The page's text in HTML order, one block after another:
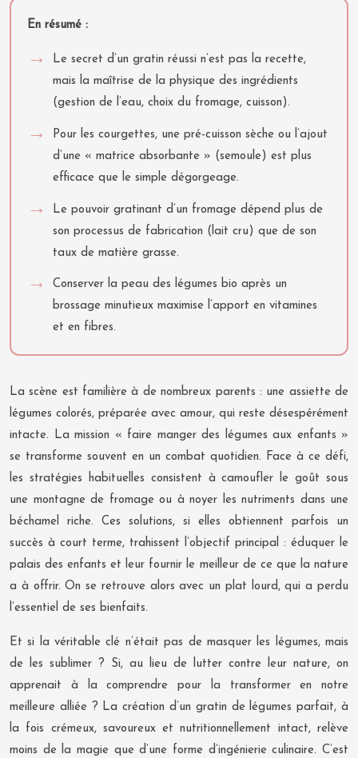
En résumé :
Le secret d’un gratin réussi n’est pas la recette,
mais la maîtrise de la physique des ingrédients
(gestion de l’eau, choix du fromage, cuisson).
Pour les courgettes, une pré-cuisson sèche ou l’ajout
d’une « matrice absorbante » (semoule) est plus
efficace que le simple dégorgeage.
Le pouvoir gratinant d’un fromage dépend plus de
son processus de fabrication (lait cru) que de son
taux de matière grasse.
Conserver la peau des légumes bio après un
brossage minutieux maximise l’apport en vitamines
et en fibres.
La scène est familière à de nombreux parents : une assiette de
légumes colorés, préparée avec amour, qui reste désespérément
intacte. La mission « faire manger des légumes aux enfants »
se transforme souvent en un combat quotidien. Face à ce défi,
les stratégies habituelles consistent à camoufler le goût sous
une montagne de fromage ou à noyer les nutriments dans une
béchamel riche. Ces solutions, si elles obtiennent parfois un
succès à court terme, trahissent l’objectif principal : éduquer le
palais des enfants et leur fournir le meilleur de ce que la nature
a à offrir. On se retrouve alors avec un plat lourd, qui a perdu
l’essentiel de ses bienfaits.
Et si la véritable clé n’était pas de masquer les légumes, mais
de les sublimer ? Si, au lieu de lutter contre leur nature, on
apprenait à la comprendre pour la transformer en notre
meilleure alliée ? La création d’un gratin de légumes parfait, à
la fois crémeux, savoureux et nutritionnellement intact, relève
moins de la magie que d’une forme d’ingénierie culinaire. C’est